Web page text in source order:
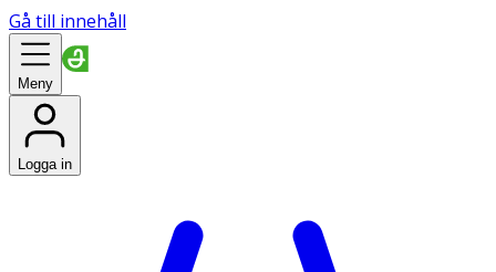
Gå till innehåll
Meny
Logga in